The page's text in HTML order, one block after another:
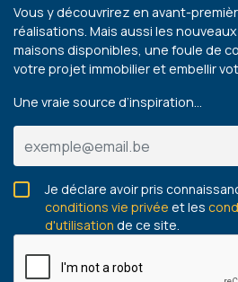
Vous y découvrirez en avant-
réalisations. Mais aussi les
maisons disponibles, une foule de
votre projet immobilier et embellir
Une vraie source d’inspiration…
Je déclare avoir pris
conditions vie privée et les
d'utilisation de ce site.